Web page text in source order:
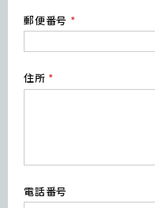
郵便番号 *
住所 *
電話番号